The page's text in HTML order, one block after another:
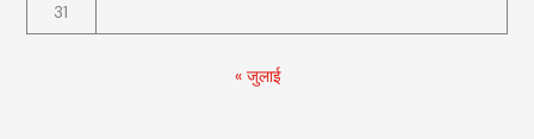
31
« जुलाई